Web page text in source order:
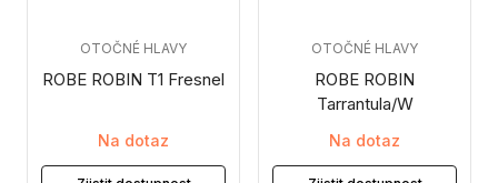
ROBE ROBIN T1 Fresnel
OTOČNÉ HLAVY
Na dotaz
ROBE ROBIN
Tarrantula/W
OTOČNÉ HLAVY
Na dotaz